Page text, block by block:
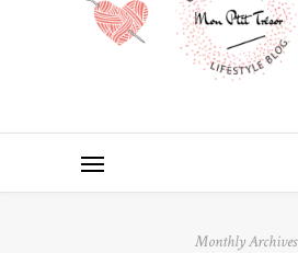
Monthly Archives